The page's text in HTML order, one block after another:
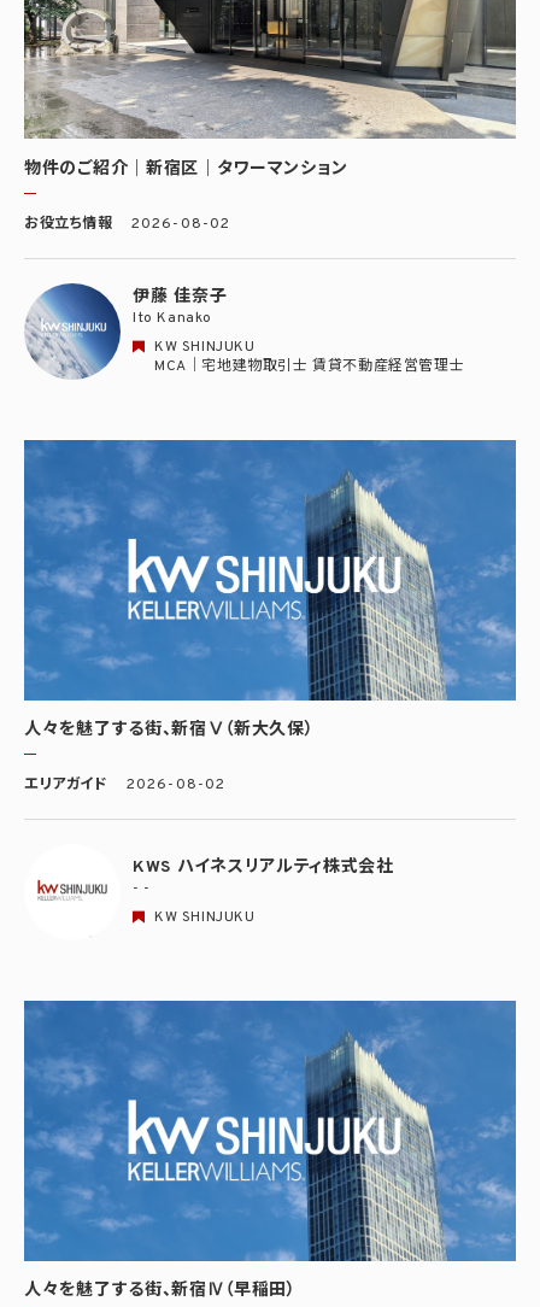
物件のご紹介｜新宿区｜タワーマンション
お役立ち情報 2026-08-02
伊藤 佳奈子
Ito Kanako
KW SHINJUKU
MCA｜宅地建物取引士 賃貸不動産経営管理士
人々を魅了する街、新宿Ⅴ（新大久保）
エリアガイド 2026-08-02
KWS ハイネスリアルティ株式会社
- -
KW SHINJUKU
人々を魅了する街、新宿Ⅳ（早稲田）